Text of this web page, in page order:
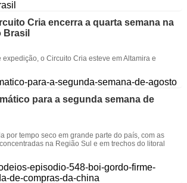
Cria encerra a quarta semana na
Brasil
expedição, o Circuito Cria esteve em Altamira e
para a segunda semana de
por tempo seco em grande parte do país, com as
na Região Sul e em trechos do litoral